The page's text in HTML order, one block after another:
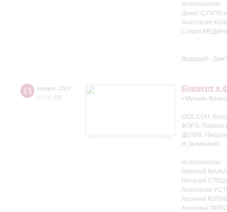
Исполнители:
Денис СУХОВ
Анастасия
София
Ведущий -
13 января 2024
15:00 Сб
Концерт в
«Музыка
ШОССОН.
ФОРЭ. Павана
ДЕЛИБ.
Н.Зеликовой)
Исполнители:
Николай
Наталия
Анастасия
Арсений
Ангелина